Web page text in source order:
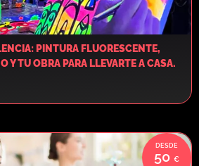
PINTURA FLUORESCENTE,
Y TU OBRA PARA LLEVARTE A CASA.
50